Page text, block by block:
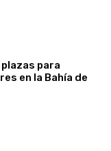
para
en la Bahía de